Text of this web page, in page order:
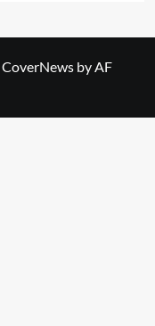
CoverNews by AF